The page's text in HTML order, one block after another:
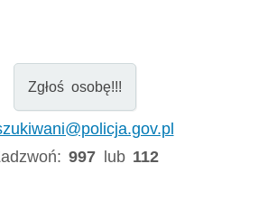
Zgłoś osobę!!!
997 lub 112